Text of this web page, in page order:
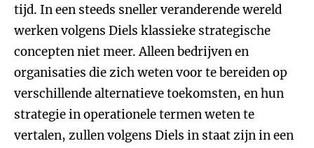
tijd. In een steeds sneller veranderende wereld
werken volgens Diels klassieke strategische
concepten niet meer. Alleen bedrijven en
organisaties die zich weten voor te bereiden op
verschillende alternatieve toekomsten, en hun
strategie in operationele termen weten te
vertalen, zullen volgens Diels in staat zijn in een